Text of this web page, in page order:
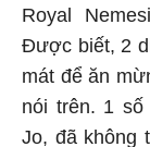
Royal
Được biết, 2
mát để ăn
nói trên. 1 số
Jo, đã không